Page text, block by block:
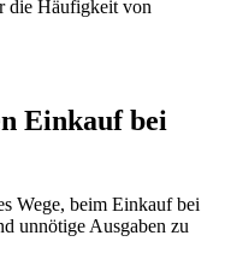
die Häufigkeit von
Einkauf bei
Wege, beim Einkauf bei
unnötige Ausgaben zu